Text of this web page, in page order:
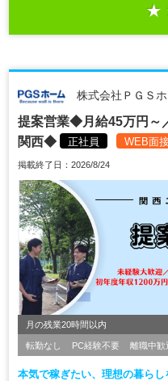
株式会社ＰＧＳ
提案営業◆月給45万円～
関西◆
正社員 WEB面
掲載終了日：2026/8/24
月の残業20時間以内
転勤なし PC経験不要 離職中歓
本気で稼ぎたい、理想の暮ら